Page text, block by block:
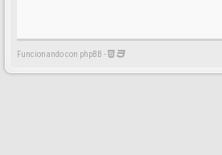
Funcionando con phpBB -